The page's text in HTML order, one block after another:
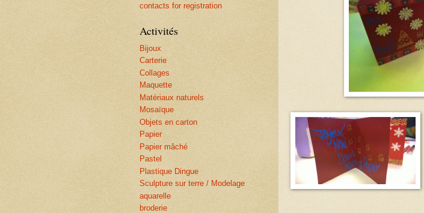
contacts for registration
Activités
Bijoux
Carterie
Collages
Maquette
Matériaux naturels
Mosaïque
Objets en carton
Papier
Papier mâché
Pastel
Plastique Dingue
Sculpture sur terre / Modelage
aquarelle
broderie